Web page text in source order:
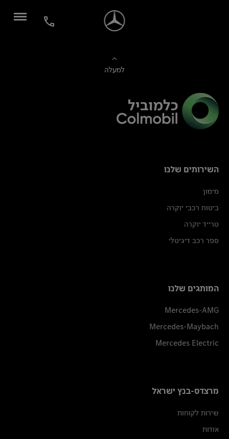
למעלה
השירותים שלנו
מימון
ביטוח רכבי יוקרה
טרייד יוקרה
ספר רכב דיגיטלי
המותגים שלנו
Mercedes-AMG
Mercedes-Maybach
Mercedes Electric
מרצדס-בנץ ישראל
שירות לקוחות
אודות